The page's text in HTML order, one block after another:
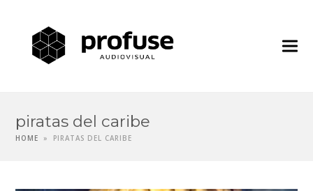
piratas del caribe
HOME » PIRATAS DEL CARIBE